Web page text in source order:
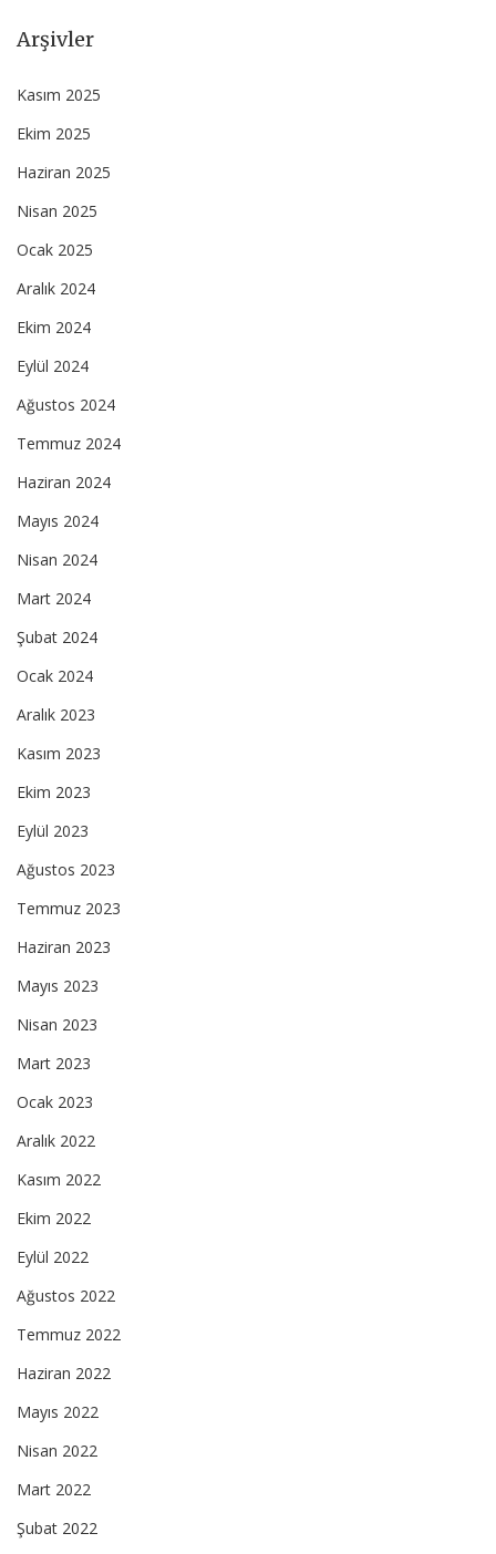
Arşivler
Kasım 2025
Ekim 2025
Haziran 2025
Nisan 2025
Ocak 2025
Aralık 2024
Ekim 2024
Eylül 2024
Ağustos 2024
Temmuz 2024
Haziran 2024
Mayıs 2024
Nisan 2024
Mart 2024
Şubat 2024
Ocak 2024
Aralık 2023
Kasım 2023
Ekim 2023
Eylül 2023
Ağustos 2023
Temmuz 2023
Haziran 2023
Mayıs 2023
Nisan 2023
Mart 2023
Ocak 2023
Aralık 2022
Kasım 2022
Ekim 2022
Eylül 2022
Ağustos 2022
Temmuz 2022
Haziran 2022
Mayıs 2022
Nisan 2022
Mart 2022
Şubat 2022